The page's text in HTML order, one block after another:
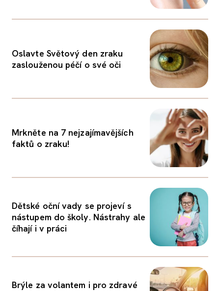
Oslavte Světový den zraku
zaslouženou péčí o své oči
Mrkněte na 7 nejzajímavějších
faktů o zraku!
Dětské oční vady se projeví s
nástupem do školy. Nástrahy ale
číhají i v práci
Brýle za volantem i pro zdravé